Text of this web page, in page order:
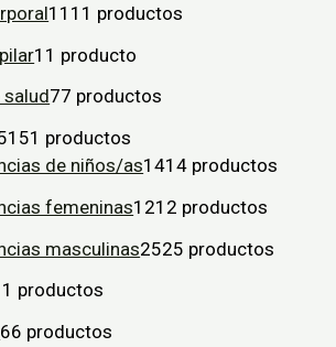
11 11 productos
1 1 producto
salud77 productos
51 productos
de niños/as1414 productos
femeninas1212 productos
masculinas2525 productos
productos
66 productos